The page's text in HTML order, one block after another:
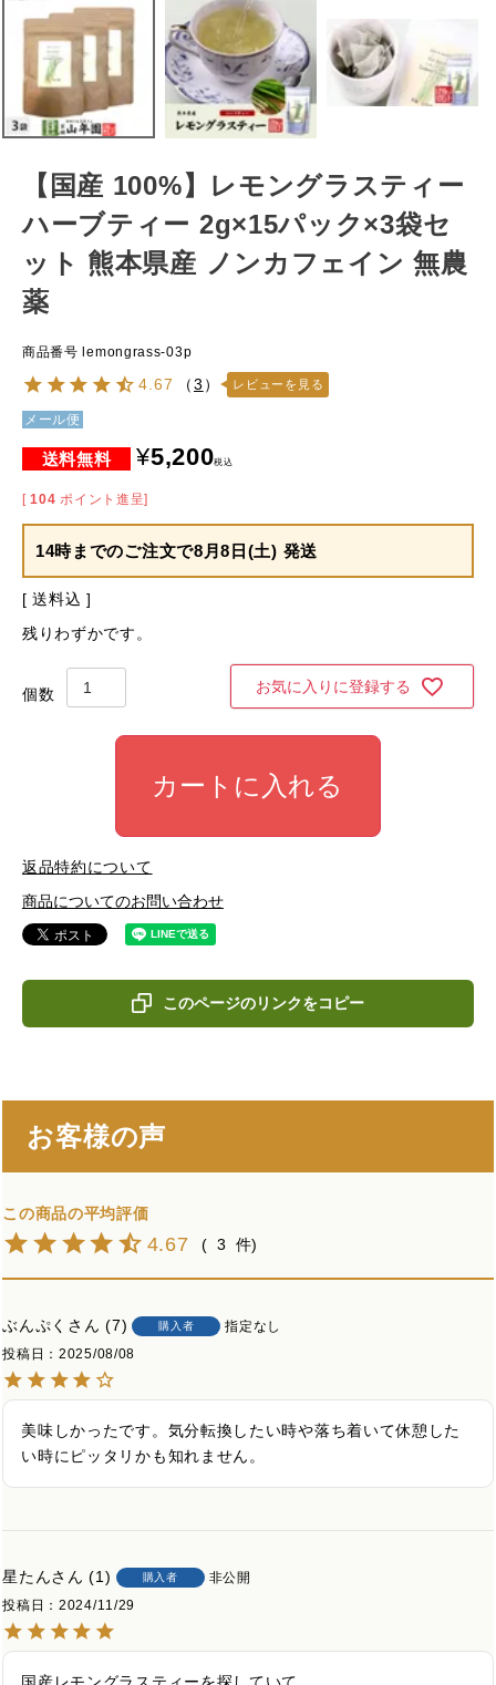
【国産 100%】レモングラスティー
ハーブティー 2g×15パック×3袋セ
ット 熊本県産 ノンカフェイン 無農
薬
商品番号 lemongrass-03p
4.67 （3 ） レビューを見る
メール便
¥5,200税込
[ 104 ポイント進呈]
14時までのご注文で8月8日(土) 発送
送料込
残りわずかです。
お気に入りに登録する
カートに入れる
返品特約について
商品についてのお問い合わせ
このページのリンクをコピー
お客様の声
4.67 3
ぶんぷく 7 購入者
指定なし
投稿日
2025/08/08
美味しかったです。気分転換したい時や落ち着いて休憩した
い時にピッタリかも知れません。
星たん 1 購入者
非公開
投稿日
2024/11/29